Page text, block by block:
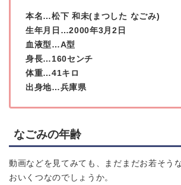
本名…松下 和未(まつした なごみ)
生年月日…2000年3月2日
血液型…A型
身長…160センチ
体重…41キロ
出身地…兵庫県
なごみの年齢
動画などを見てみても、まだまだお若そう
おいくつなのでしょうか。